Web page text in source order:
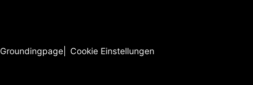
Groundingpage Cookie Einstellungen